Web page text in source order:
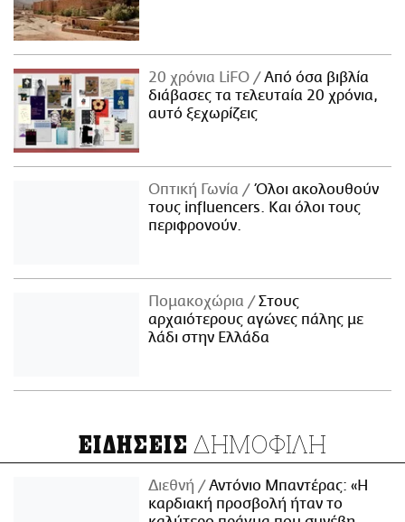
20 χρόνια LiFO
Από όσα βιβλία
διάβασες τα τελευταία 20 χρόνια,
αυτό ξεχωρίζεις
Οπτική Γωνία
Όλοι ακολουθούν
τους influencers. Και όλοι τους
περιφρονούν.
Πομακοχώρια
Στους
αρχαιότερους αγώνες πάλης με
λάδι στην Ελλάδα
ΕΙΔΗΣΕΙΣ ΔΗΜΟΦΙΛΗ
Διεθνή
Αντόνιο Μπαντέρας: «Η
καρδιακή προσβολή ήταν το